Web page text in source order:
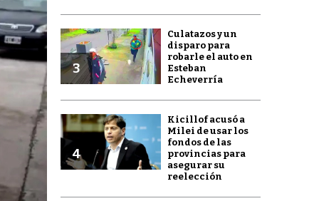
3
Culatazos y un
disparo para
robarle el auto en
Esteban
Echeverría
4
Kicillof acusó a
Milei de usar los
fondos de las
provincias para
asegurar su
reelección